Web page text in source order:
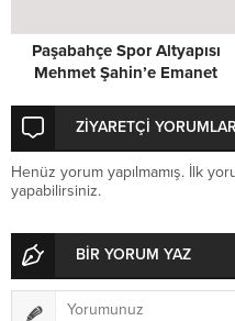
Paşabahçe Spor Altyapısı
Mehmet Şahin’e Emanet
ZİYARETÇİ
Henüz yorum yapılmamış. İlk
yapabilirsiniz.
BİR YORUM YAZ